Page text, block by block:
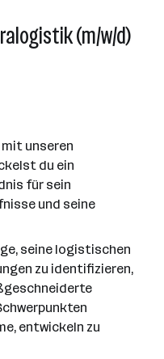
(m/w/d)
unseren
du ein
für sein
und seine
seine logistischen
zu identifizieren,
entwickeln zu